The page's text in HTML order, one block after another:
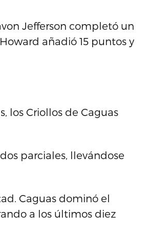
Jefferson completó un
añadió 15 puntos y
los Criollos de Caguas
parciales, llevándose
Caguas dominó el
a los últimos diez